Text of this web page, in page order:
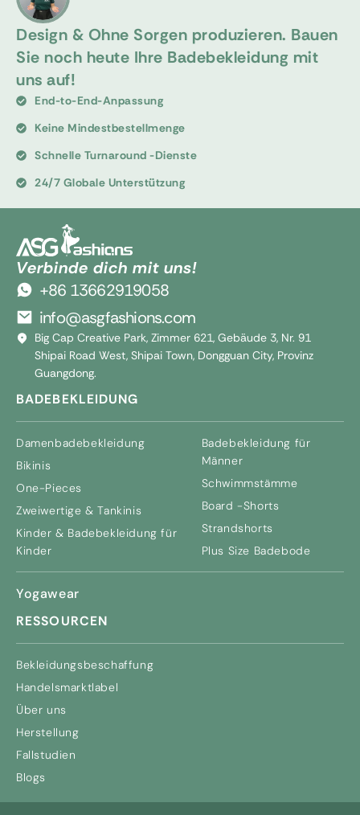
Design & Ohne Sorgen produzieren. Bauen
Sie noch heute Ihre Badebekleidung mit
uns auf!
End-to-End-Anpassung
Keine Mindestbestellmenge
Schnelle Turnaround -Dienste
24/7 Globale Unterstützung
Verbinde dich mit uns!
+86 13662919058
info@asgfashions.com
Big Cap Creative Park, Zimmer 621, Gebäude 3, Nr. 91
Shipai Road West, Shipai Town, Dongguan City, Provinz
Guangdong.
BADEBEKLEIDUNG
Damenbadebekleidung
Bikinis
One-Pieces
Zweiwertige & Tankinis
Kinder & Badebekleidung für
Kinder
Badebekleidung für
Männer
Schwimmstämme
Board -Shorts
Strandshorts
Plus Size Badebode
Yogawear
RESSOURCEN
Bekleidungsbeschaffung
Handelsmarktlabel
Über uns
Herstellung
Fallstudien
Blogs